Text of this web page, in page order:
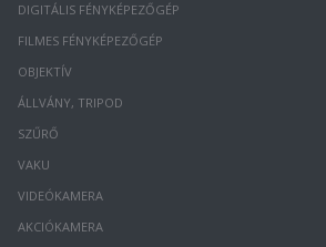
DIGITÁLIS FÉNYKÉPEZŐGÉP
FILMES FÉNYKÉPEZŐGÉP
OBJEKTÍV
ÁLLVÁNY, TRIPOD
SZŰRŐ
VAKU
VIDEÓKAMERA
AKCIÓKAMERA